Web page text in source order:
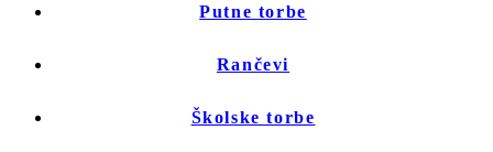
Putne torbe
Rančevi
Školske torbe